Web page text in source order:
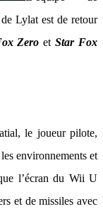
Lylat est de retour
Zero etStar Fox
le joueur pilote,
environnements et
l’écran du Wii U
et de missiles avec